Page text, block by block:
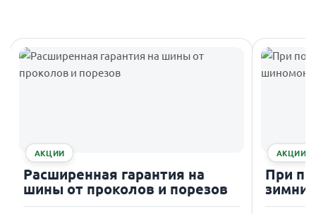
АКЦИИ
Расширенная гарантия на
шины от проколов и порезов
АКЦИИ
При